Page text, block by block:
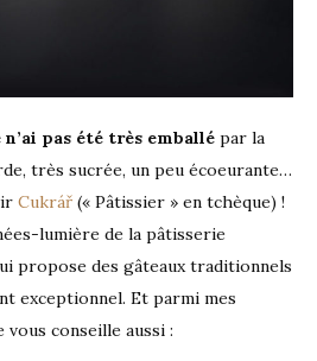
pas été très emballé par la
très sucrée, un peu écoeurante…
Cukrář (« Pâtissier » en tchèque) !
lumière de la pâtisserie
propose des gâteaux traditionnels
exceptionnel. Et parmi mes
conseille aussi :